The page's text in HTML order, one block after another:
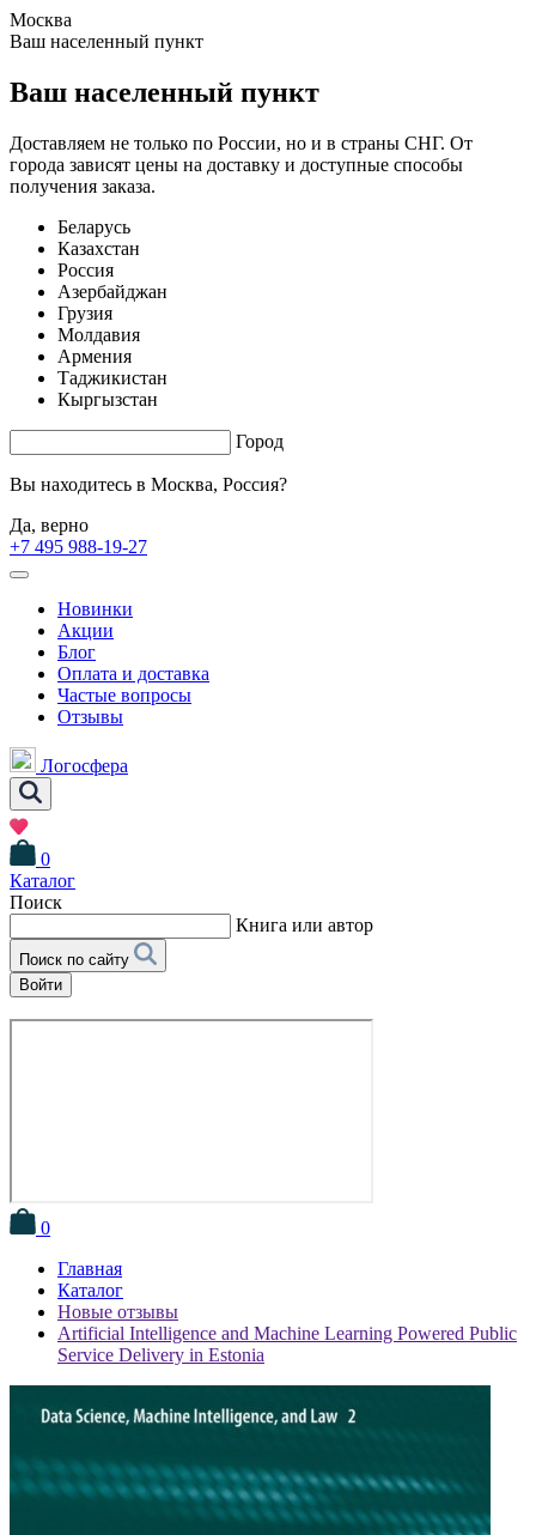
Москва
Ваш населенный пункт
Ваш населенный пункт
Доставляем не только по России, но и в страны СНГ. От
города зависят цены на доставку и доступные способы
получения заказа.
Беларусь
Казахстан
Россия
Азербайджан
Грузия
Молдавия
Армения
Таджикистан
Кыргызстан
Город
Вы находитесь в Москва, Россия?
Да, верно
+7 495 988-19-27
Новинки
Акции
Блог
Оплата и доставка
Частые вопросы
Отзывы
Логосфера
0
Каталог
Поиск
Книга или автор
Поиск по сайту
Войти
0
Главная
Каталог
Новые отзывы
Artificial Intelligence and Machine Learning Powered Public
Service Delivery in Estonia